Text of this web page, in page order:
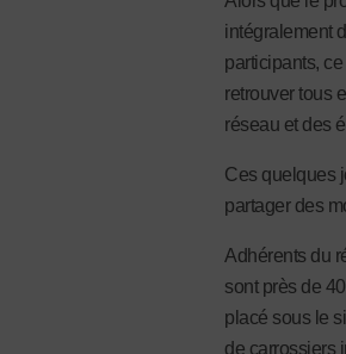
intégralement
participants,
retrouver tous
réseau et des
Ces quelques
partager des
Adhérents du
sont près de
placé sous le
de carrossiers